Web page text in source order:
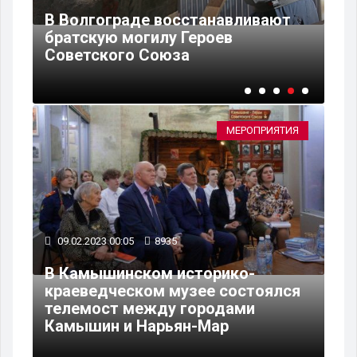
парохода-памятника «Гаситель»
удалили около 8 тонн старой
краски
МЕРОПРИЯТИЯ
09.02.2023 00:05 8935
В Камышинском историко-
краеведческом музее состоялся
телемост между городами
Камышин и Нарьян-Мар